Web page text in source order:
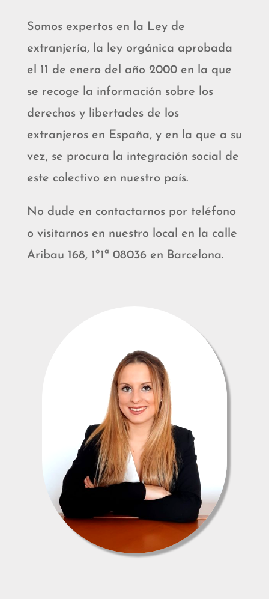
Somos expertos en la Ley de
extranjería, la ley orgánica aprobada
el 11 de enero del año 2000 en la que
se recoge la información sobre los
derechos y libertades de los
extranjeros en España, y en la que a su
vez, se procura la integración social de
este colectivo en nuestro país.
No dude en contactarnos por teléfono
o visitarnos en nuestro local en la calle
Aribau 168, 1º1ª 08036 en Barcelona.